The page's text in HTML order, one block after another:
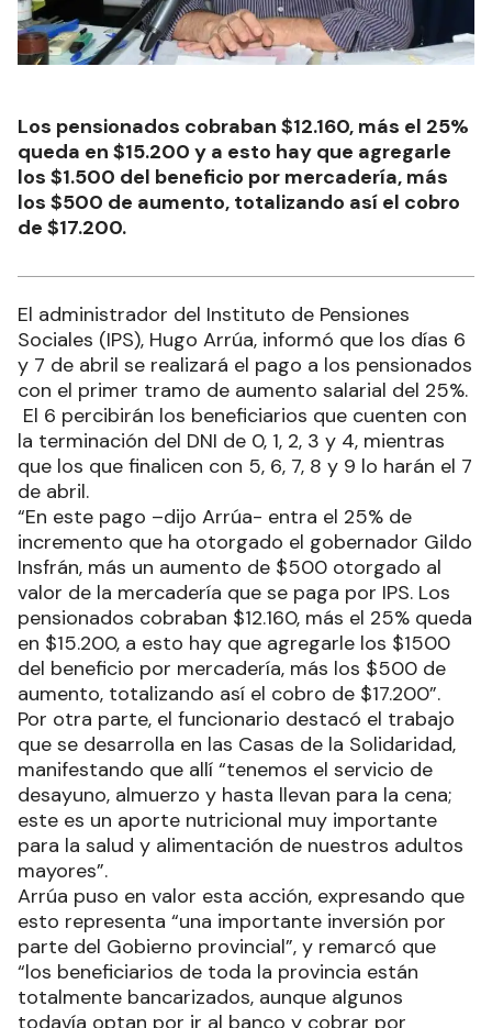
Los pensionados cobraban $12.160, más el 25%
queda en $15.200 y a esto hay que agregarle
los $1.500 del beneficio por mercadería, más
los $500 de aumento, totalizando así el cobro
de $17.200.
El administrador del Instituto de Pensiones
Sociales (IPS), Hugo Arrúa, informó que los días 6
y 7 de abril se realizará el pago a los pensionados
con el primer tramo de aumento salarial del 25%.
El 6 percibirán los beneficiarios que cuenten con
la terminación del DNI de 0, 1, 2, 3 y 4, mientras
que los que finalicen con 5, 6, 7, 8 y 9 lo harán el 7
de abril.
“En este pago –dijo Arrúa- entra el 25% de
incremento que ha otorgado el gobernador Gildo
Insfrán, más un aumento de $500 otorgado al
valor de la mercadería que se paga por IPS. Los
pensionados cobraban $12.160, más el 25% queda
en $15.200, a esto hay que agregarle los $1500
del beneficio por mercadería, más los $500 de
aumento, totalizando así el cobro de $17.200”.
Por otra parte, el funcionario destacó el trabajo
que se desarrolla en las Casas de la Solidaridad,
manifestando que allí “tenemos el servicio de
desayuno, almuerzo y hasta llevan para la cena;
este es un aporte nutricional muy importante
para la salud y alimentación de nuestros adultos
mayores”.
Arrúa puso en valor esta acción, expresando que
esto representa “una importante inversión por
parte del Gobierno provincial”, y remarcó que
“los beneficiarios de toda la provincia están
totalmente bancarizados, aunque algunos
todavía optan por ir al banco y cobrar por